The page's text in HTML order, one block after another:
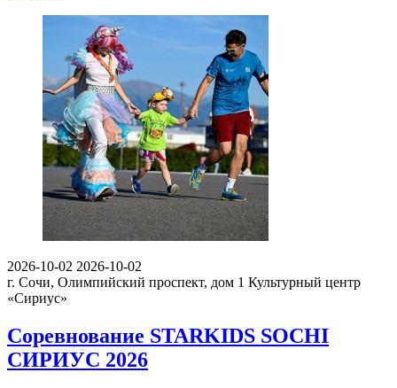
2026-10-02 2026-10-02
г. Сочи, Олимпийский проспект, дом 1 Культурный центр
«Сириус»
Соревнование STARKIDS SOCHI
СИРИУС 2026